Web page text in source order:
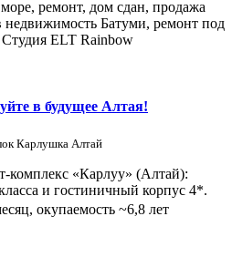
ремонт, дом сдан, продажа
недвижимость Батуми, ремонт под
Студия ELT Rainbow
в будущее Алтая!
Карлушка Алтай
комплекс «Карлуу» (Алтай):
и гостиничный корпус 4*.
окупаемость ~6,8 лет